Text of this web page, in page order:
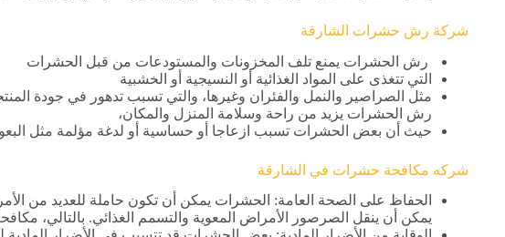
شركة رش حشرات الشارقة
رش الحشرات يمنع تلف المخزونات والمستودعات من قبل الحشرات
التي تتغذى على المواد الغذائية أو النسيجية أو الخشبية
مثل الصراصير والنمل والفئران وغيرها، والتي تسبب تدهور في جودة
رش الحشرات يزيد من راحة وسلامة المنزل والمكان،
حيث أن بعض الحشرات تسبب ازعاجا أو حساسية أو لدغة مؤلمة مثل
شركه مكافحة حشرات في الشارقة
الحفاظ على الصحة العامة: الحشرات يمكن أن تكون حاملة للعديد من
يمكن أن ينقل الصرصور الأمراض المعوية والتسمم الغذائي. بالتالي،